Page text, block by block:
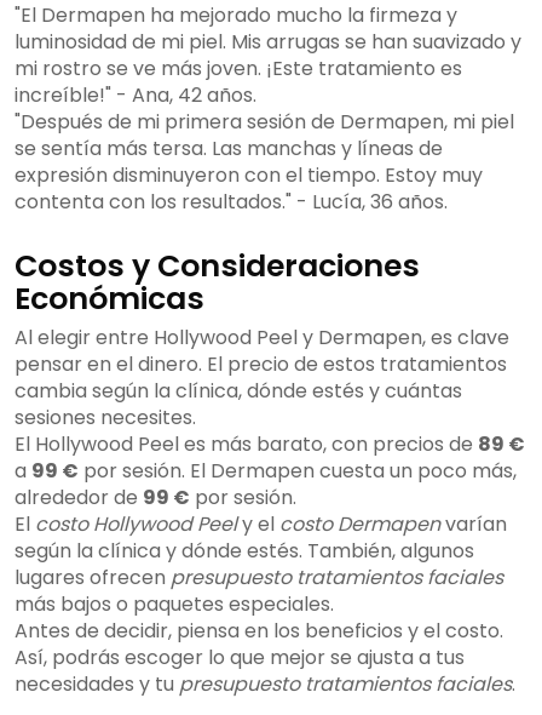
"El Dermapen ha mejorado mucho la firmeza y
luminosidad de mi piel. Mis arrugas se han suavizado y
mi rostro se ve más joven. ¡Este tratamiento es
increíble!" - Ana, 42 años.
"Después de mi primera sesión de Dermapen, mi piel
se sentía más tersa. Las manchas y líneas de
expresión disminuyeron con el tiempo. Estoy muy
contenta con los resultados." - Lucía, 36 años.
Costos y Consideraciones
Económicas
Al elegir entre Hollywood Peel y Dermapen, es clave
pensar en el dinero. El precio de estos tratamientos
cambia según la clínica, dónde estés y cuántas
sesiones necesites.
El Hollywood Peel es más barato, con precios de 89 €
a 99 € por sesión. El Dermapen cuesta un poco más,
alrededor de 99 € por sesión.
El costo Hollywood Peely el costo Dermapenvarían
según la clínica y dónde estés. También, algunos
lugares ofrecen presupuesto tratamientos faciales
más bajos o paquetes especiales.
Antes de decidir, piensa en los beneficios y el costo.
Así, podrás escoger lo que mejor se ajusta a tus
necesidades y tu presupuesto tratamientos faciales.